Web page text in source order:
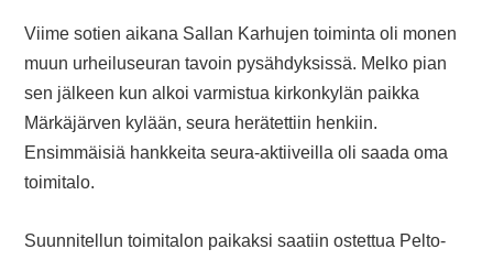
Viime sotien aikana Sallan Karhujen toiminta oli monen
muun urheiluseuran tavoin pysähdyksissä. Melko pian
sen jälkeen kun alkoi varmistua kirkonkylän paikka
Märkäjärven kylään, seura herätettiin henkiin.
Ensimmäisiä hankkeita seura-aktiiveilla oli saada oma
toimitalo.
Suunnitellun toimitalon paikaksi saatiin ostettua Pelto-